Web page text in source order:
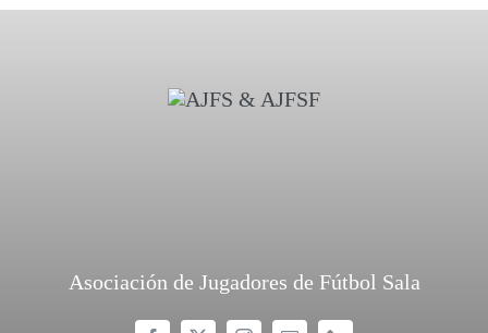
Asociación de Jugadores de Fútbol Sala